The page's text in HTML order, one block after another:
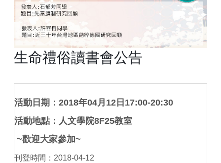
生命禮俗讀書會公告
活動日期： 2018年04月 12日 17:00-20:30
活動地點：人文學院8F25教室
~歡迎大家參加~
刊登時間：2018-04-12